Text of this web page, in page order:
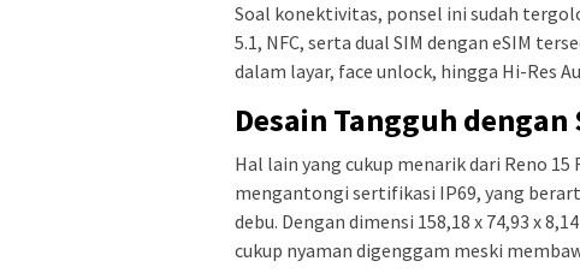
Soal konektivitas, ponsel ini sudah
5.1, NFC, serta dual SIM dengan eSIM
dalam layar, face unlock, hingga Hi-Res
Desain Tangguh
Hal lain yang cukup menarik dari Reno 15
mengantongi sertifikasi IP69, yang
debu. Dengan dimensi 158,18 x 74,93 x
cukup nyaman digenggam meski